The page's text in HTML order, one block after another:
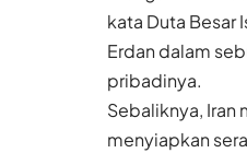
kata Duta Besar
Erdan dalam
pribadinya.
Sebaliknya, Iran
menyiapkan